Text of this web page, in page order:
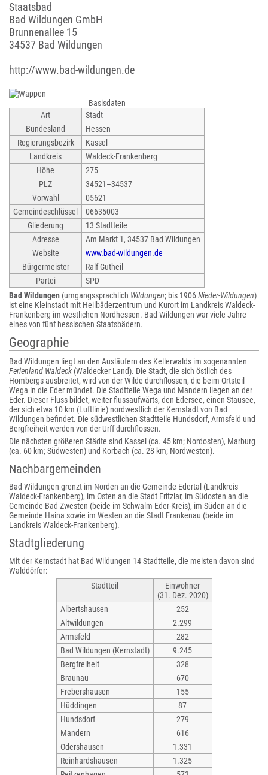
Staatsbad
Bad Wildungen GmbH
Brunnenallee 15
34537 Bad Wildungen
http://www.bad-wildungen.de
Basisdaten
Art
Stadt
Bundesland
Hessen
Regierungsbezirk
Kassel
Landkreis
Waldeck-Frankenberg
Höhe
275
PLZ
34521–34537
Vorwahl
05621
Gemeindeschlüssel
06635003
Gliederung
13 Stadtteile
Adresse
Am Markt 1, 34537 Bad Wildungen
Website
www.bad-wildungen.de
Bürgermeister
Ralf Gutheil
Partei
SPD
Bad Wildungen (umgangssprachlich Wildungen; bis 1906Nieder-Wildungen)
ist eine Kleinstadt mit Heilbäderzentrum und Kurort im Landkreis Waldeck-
Frankenberg im westlichen Nordhessen. Bad Wildungen war viele Jahre
eines von fünf hessischen Staatsbädern.
Geographie
Bad Wildungen liegt an den Ausläufern des Kellerwalds im sogenannten
Ferienland Waldeck (Waldecker Land). Die Stadt, die sich östlich des
Hombergs ausbreitet, wird von der Wilde durchflossen, die beim Ortsteil
Wega in die Eder mündet. Die Stadtteile Wega und Mandern liegen an der
Eder. Dieser Fluss bildet, weiter flussaufwärts, den Edersee, einen Stausee,
der sich etwa 10 km (Luftlinie) nordwestlich der Kernstadt von Bad
Wildungen befindet. Die südwestlichen Stadtteile Hundsdorf, Armsfeld und
Bergfreiheit werden von der Urff durchflossen.
Die nächsten größeren Städte sind Kassel (ca. 45 km; Nordosten), Marburg
(ca. 60 km; Südwesten) und Korbach (ca. 28 km; Nordwesten).
Nachbargemeinden
Bad Wildungen grenzt im Norden an die Gemeinde Edertal (Landkreis
Waldeck-Frankenberg), im Osten an die Stadt Fritzlar, im Südosten an die
Gemeinde Bad Zwesten (beide im Schwalm-Eder-Kreis), im Süden an die
Gemeinde Haina sowie im Westen an die Stadt Frankenau (beide im
Landkreis Waldeck-Frankenberg).
Stadtgliederung
Mit der Kernstadt hat Bad Wildungen 14 Stadtteile, die meisten davon sind
Walddörfer:
Stadtteil
Einwohner
(31. Dez. 2020)
Albertshausen
252
Altwildungen
2.299
Armsfeld
282
Bad Wildungen (Kernstadt)
9.245
Bergfreiheit
328
Braunau
670
Frebershausen
155
Hüddingen
87
Hundsdorf
279
Mandern
616
Odershausen
1.331
Reinhardshausen
1.325